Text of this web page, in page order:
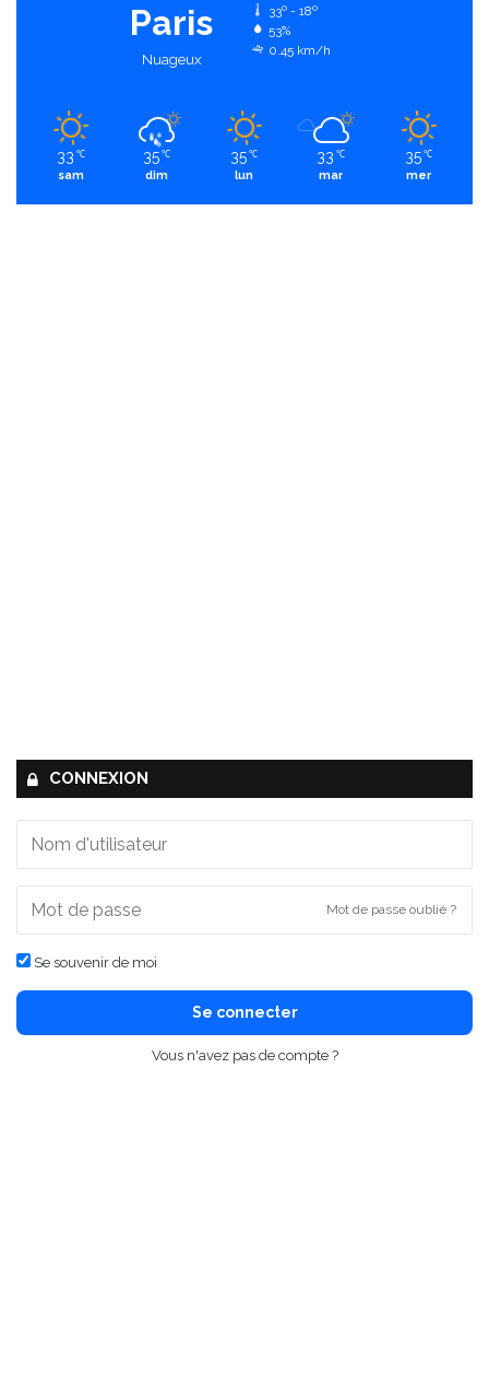
Paris
Nuageux
33º - 18º
53%
0.45 km/h
33 ℃
sam
35 ℃
dim
35 ℃
lun
33 ℃
mar
35 ℃
mer
CONNEXION
Mot de passe oublié ?
Se souvenir de moi
Se connecter
Vous n'avez pas de compte ?